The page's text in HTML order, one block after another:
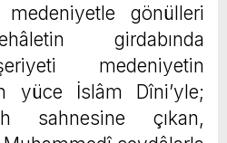
gönülleri
girdabında
medeniyetin
yüce İslâm Dîni’yle;
sahnesine çıkan,